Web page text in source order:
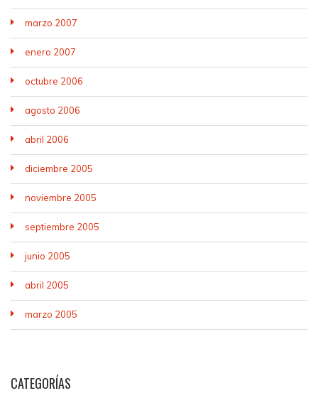
marzo 2007
enero 2007
octubre 2006
agosto 2006
abril 2006
diciembre 2005
noviembre 2005
septiembre 2005
junio 2005
abril 2005
marzo 2005
CATEGORÍAS